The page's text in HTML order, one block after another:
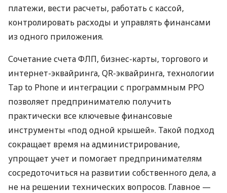
платежи, вести расчеты, работать с кассой,
контролировать расходы и управлять финансами
из одного приложения.
Сочетание счета ФЛП, бизнес-карты, торгового и
интернет-эквайринга, QR-эквайринга, технологии
Tap to Phone и интеграции с программным РРО
позволяет предпринимателю получить
практически все ключевые финансовые
инструменты «под одной крышей». Такой подход
сокращает время на администрирование,
упрощает учет и помогает предпринимателям
сосредоточиться на развитии собственного дела, а
не на решении технических вопросов. Главное —